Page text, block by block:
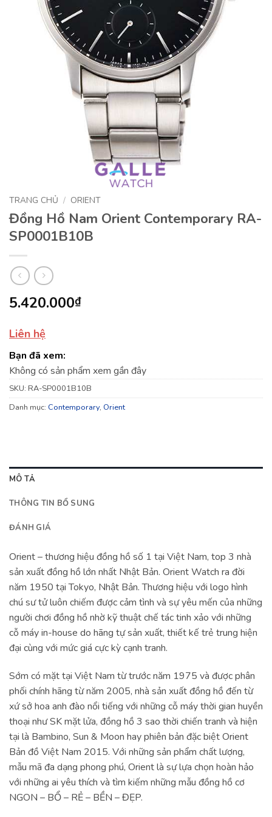
TRANG CHỦ / ORIENT
Đồng Hồ Nam Orient Contemporary RA-
SP0001B10B
5.420.000₫
Liên hệ
Bạn đã xem:
Không có sản phẩm xem gần đây
SKU: RA-SP0001B10B
Danh mục: Contemporary, Orient
MÔ TẢ
THÔNG TIN BỔ SUNG
ĐÁNH GIÁ
Orient – thương hiệu đồng hồ số 1 tại Việt Nam, top 3 nhà
sản xuất đồng hồ lớn nhất Nhật Bản. Orient Watch ra đời
năm 1950 tại Tokyo, Nhật Bản. Thương hiệu với logo hình
chú sư tử luôn chiếm được cảm tình và sự yêu mến của những
người chơi đồng hồ nhờ kỹ thuật chế tác tinh xảo với những
cỗ máy in-house do hãng tự sản xuất, thiết kế trẻ trung hiện
đại cùng với mức giá cực kỳ cạnh tranh.
Sớm có mặt tại Việt Nam từ trước năm 1975 và được phân
phối chính hãng từ năm 2005, nhà sản xuất đồng hồ đến từ
xứ sở hoa anh đào nổi tiếng với những cỗ máy thời gian huyền
thoại như SK mặt lửa, đồng hồ 3 sao thời chiến tranh và hiện
tại là Bambino, Sun & Moon hay phiên bản đặc biệt Orient
Bản đồ Việt Nam 2015. Với những sản phẩm chất lượng,
mẫu mã đa dạng phong phú, Orient là sự lựa chọn hoàn hảo
với những ai yêu thích và tìm kiếm những mẫu đồng hồ cơ
NGON – BỔ – RẺ – BỀN – ĐẸP.